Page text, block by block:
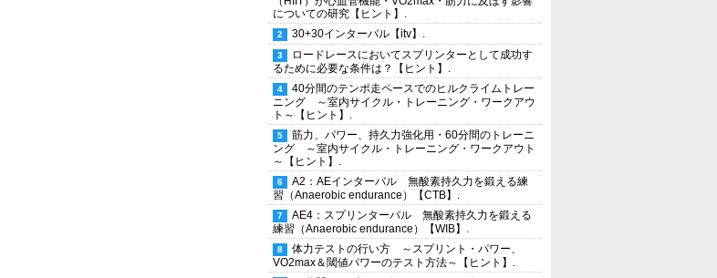
についての研究【ヒント】.
30+30インターバル【itv】.
ロードレースにおいてスプリンターとして成功す
るために必要な条件は？【ヒント】.
40分間のテンポ走ペースでのヒルクライムトレー
ニング ～室内サイクル・トレーニング・ワークアウ
ト～【ヒント】.
筋力、パワー、持久力強化用・60分間のトレーニ
ング ～室内サイクル・トレーニング・ワークアウト
～【ヒント】.
A2：AEインターバル 無酸素持久力を鍛える練
習（Anaerobic endurance）【CTB】.
AE4：スプリンターバル 無酸素持久力を鍛える
練習（Anaerobic endurance）【WIB】.
体力テストの行い方 ～スプリント・パワー、
VO2max＆閾値パワーのテスト方法～【ヒント】.